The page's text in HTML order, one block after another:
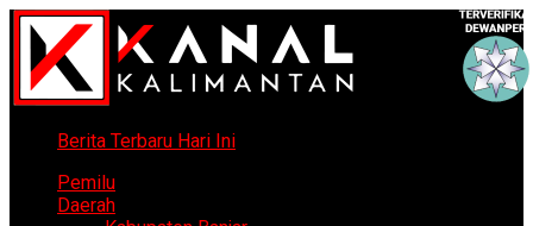
Berita Terbaru Hari Ini
Pemilu
Daerah